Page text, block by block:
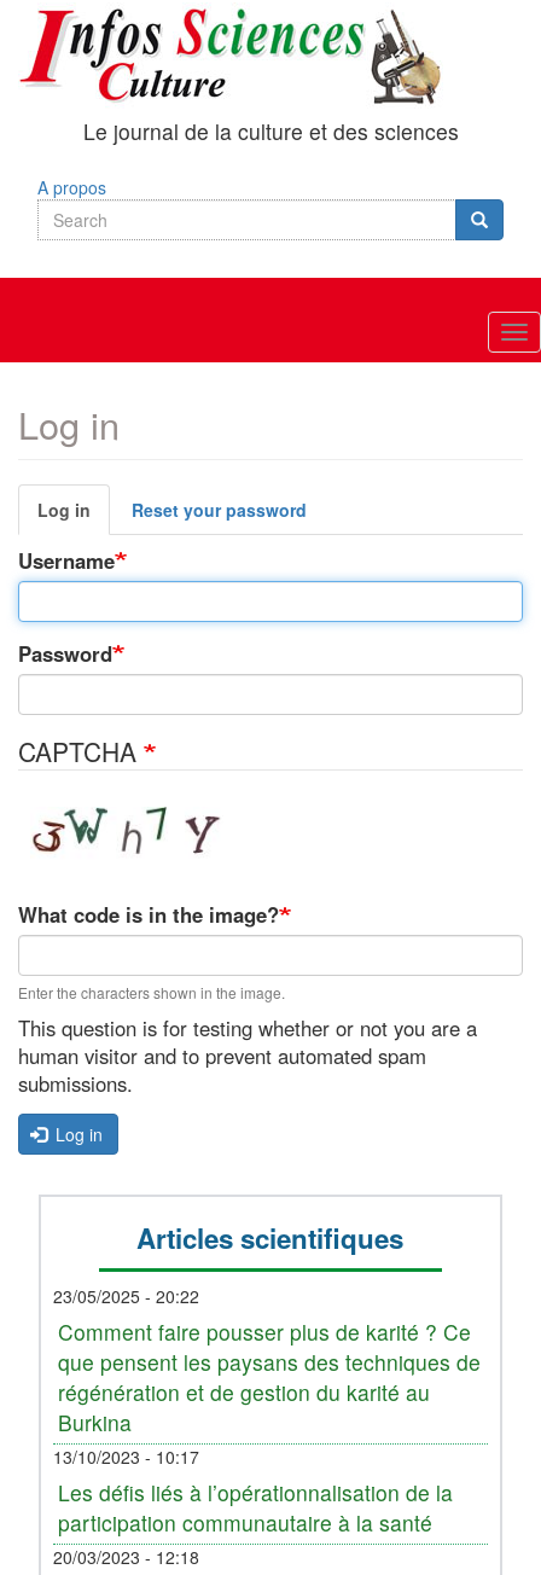
main
content
Le journal de la culture et des sciences
A propos
Search
Search Search
Log in
Primary
tabs
Log in (active
tab)
Reset your password
Username
Password
CAPTCHA
What code is in the image?
Enter the characters shown in the image.
This question is for testing whether or not you are a
human visitor and to prevent automated spam
submissions.
Log in
Articles scientifiques
23/05/2025 - 20:22
Comment faire pousser plus de karité ? Ce
que pensent les paysans des techniques de
régénération et de gestion du karité au
Burkina
13/10/2023 - 10:17
Les défis liés à l’opérationnalisation de la
participation communautaire à la santé
20/03/2023 - 12:18